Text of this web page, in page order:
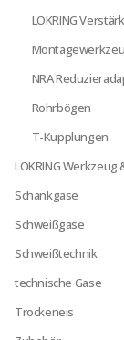
LOKRING
NRA
Rohrbögen
T-Kupplungen
LOKRING Werkzeug
Schankgase
Schweißgase
Schweißtechnik
technische Gase
Trockeneis